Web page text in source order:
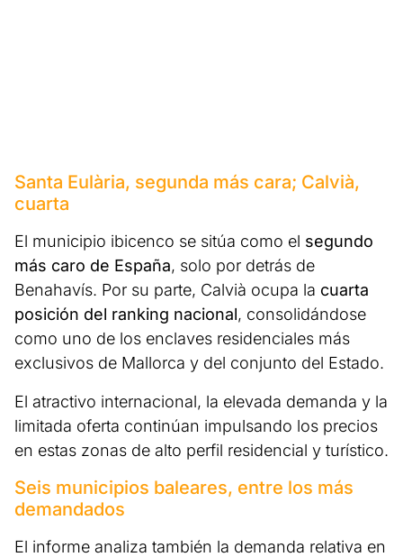
Santa Eulària, segunda más cara; Calvià,
cuarta
El municipio ibicenco se sitúa como el segundo
más caro de España, solo por detrás de
Benahavís. Por su parte, Calvià ocupa la cuarta
posición del ranking nacional, consolidándose
como uno de los enclaves residenciales más
exclusivos de Mallorca y del conjunto del Estado.
El atractivo internacional, la elevada demanda y la
limitada oferta continúan impulsando los precios
en estas zonas de alto perfil residencial y turístico.
Seis municipios baleares, entre los más
demandados
El informe analiza también la demanda relativa en